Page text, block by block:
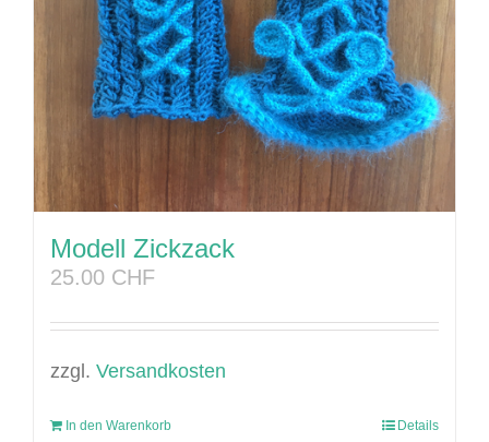
Modell Zickzack
25.00 CHF
zzgl. Versandkosten
In den Warenkorb Details